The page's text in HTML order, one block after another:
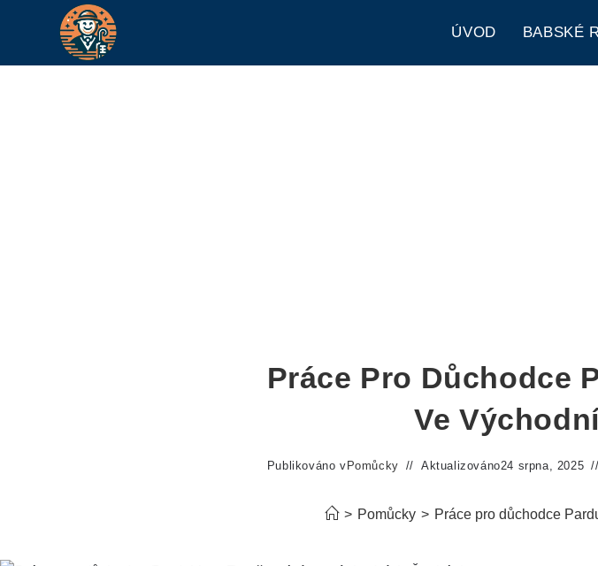
ÚVOD BABSKÉ
Práce Pro Důchodce
Ve
Publikováno v Pomůcky Aktualizováno24 srpna, 2025
> Pomůcky > Práce pro důchodce